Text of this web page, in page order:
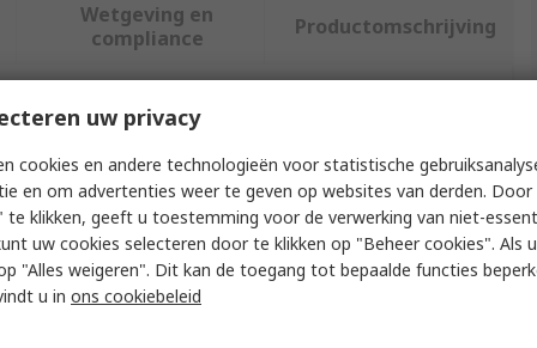
Wetgeving en
compliance
Productomschrijving
kenmerken te selecteren.
Waarde
CK
Drill Accessory
uw privacy
cookies en andere technologieën voor statistische
en om advertenties weer te geven op websites van derden. Door
te klikken, geeft u toestemming voor de verwerking van niet-
uw cookies selecteren door te klikken op "Beheer cookies". Als
"Alles weigeren". Dit kan de toegang tot bepaalde functies
u in ons cookiebeleid